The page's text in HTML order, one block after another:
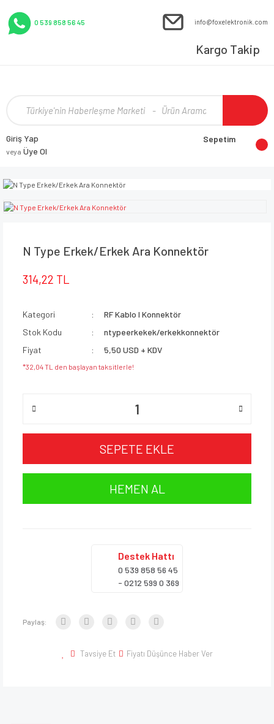
0 539 858 56 45 info@foxelektronik.com
Kargo Takip
Giriş Yap
veya Üye Ol
Sepetim
N Type Erkek/Erkek Ara Konnektör
314,22 TL
Kategori
RF Kablo I Konnektör
Stok Kodu
ntypeerkekek/erkekkonnektör
Fiyat
5,50 USD + KDV
*32,04 TL den başlayan taksitlerle!
SEPETE EKLE
HEMEN AL
Destek Hattı
0 539 858 56 45
- 0212 599 0 369
Paylaş:
Tavsiye Et Fiyatı Düşünce Haber Ver